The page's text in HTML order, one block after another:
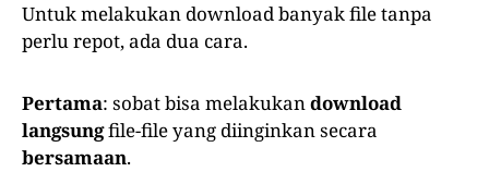
Untuk melakukan download banyak file tanpa
perlu repot, ada dua cara.
Pertama: sobat bisa melakukandownload
langsungfile-file yang diinginkan secara
bersamaan.